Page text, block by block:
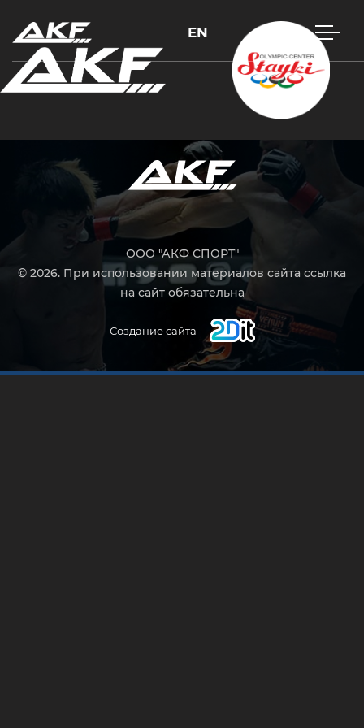
EN
ООО "АКФ СПОРТ"
© 2026. При использовании материалов сайта ссылка
на сайт обязательна
Создание сайта —
Нажмите Enter для поиска или Esc, чтобы закрыть